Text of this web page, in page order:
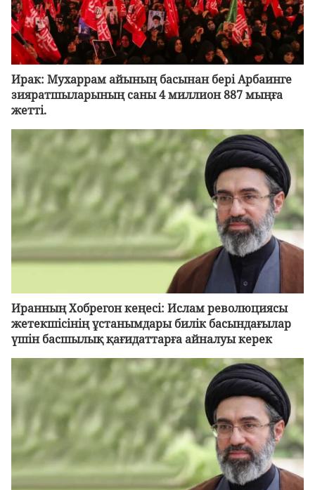
Ирак: Мухаррам айының басынан бері Арбаинге
зияратшыларының саны 4 миллион 887 мыңға
жетті.
Иранның Хобрегон кеңесі: Ислам революциясы
жетекшісінің ұстанымдары билік басындағылар
үшін басшылық қағидаттарға айналуы керек